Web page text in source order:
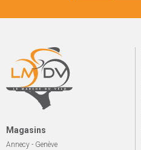
Magasins
Annecy - Genève